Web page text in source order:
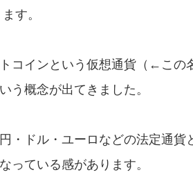
す。
コインという仮想通貨（←この
う概念が出てきました。
・ドル・ユーロなどの法定通貨
っている感があります。